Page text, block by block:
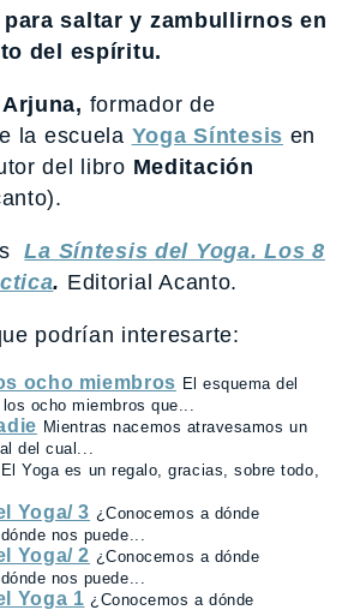
saltar y zambullirnos en
del espíritu.
formador de
la escuela Yoga Síntesis en
del libro Meditación
La Síntesis del Yoga. Los 8
. Editorial Acanto.
podrían interesarte:
ocho miembros El esquema del
ocho miembros que...
Mientras nacemos atravesamos un
del cual...
El Yoga es un regalo, gracias, sobre todo,
Yoga/ 3 ¿Conocemos a dónde
nos puede...
Yoga/ 2 ¿Conocemos a dónde
nos puede...
Yoga 1 ¿Conocemos a dónde